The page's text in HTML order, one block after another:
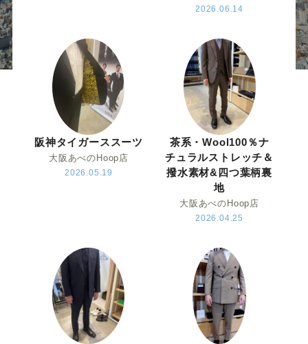
ツ
SADA
の
公
Youtube
ツ
SADA
の
公
Facebook
ツ
SADA
の
SADA
の
公
Instagram
ー
ツ
SADA
の
公
式
LINE
2026.06.14
阪神タイガーススーツ
大阪あべのHoop店
2026.05.19
茶系・Wool100％ナ
チュラルストレッチ＆
撥水素材&四つ葉柄裏
地
大阪あべのHoop店
2026.04.25